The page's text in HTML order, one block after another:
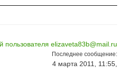
пользователя elizaveta83b@mail.ru
Последнее сообщение:
4 марта 2011, 11:55,